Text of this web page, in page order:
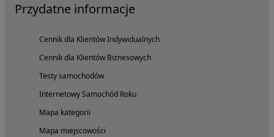
Przydatne informacje
Cennik dla Klientów Indywidualnych
Cennik dla Klientów Biznesowych
Testy samochodów
Internetowy Samochód Roku
Mapa kategorii
Mapa miejscowości